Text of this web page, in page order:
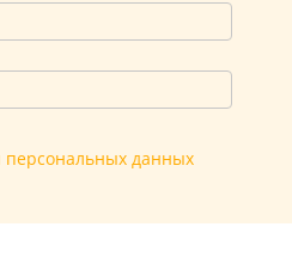
персональных данных